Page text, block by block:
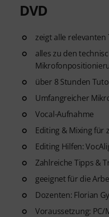
DVD
zeigt alle
alles zu den
über 8 Stunden
Umfangreicher
Vocal-Aufnahme
Editing & Mixing für
Editing Hilfen:
Zahlreiche Tipps &
geeignet für die
Dozenten: Florian
Voraussetzung: PC/